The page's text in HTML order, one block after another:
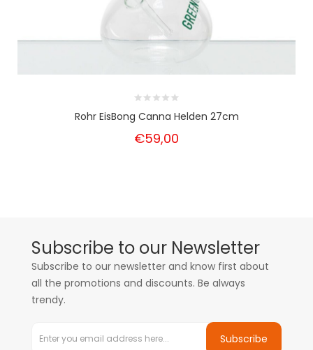
Rohr EisBong Canna Helden 27cm
€59,00
Subscribe to our Newsletter
Subscribe to our newsletter and know first about
all the promotions and discounts. Be always
trendy.
Subscribe